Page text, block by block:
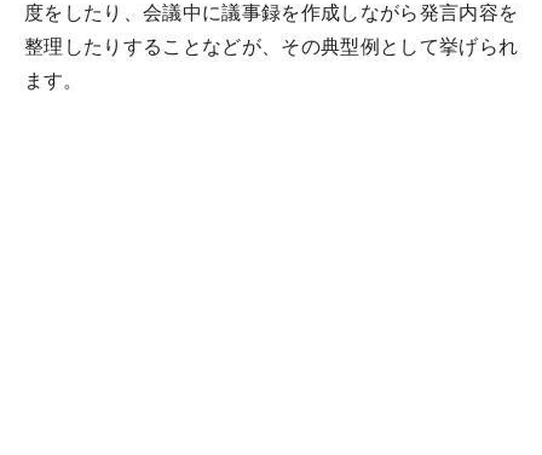
度をしたり、会議中に議事録を作成しながら発言内容を
整理したりすることなどが、その典型例として挙げられ
ます。